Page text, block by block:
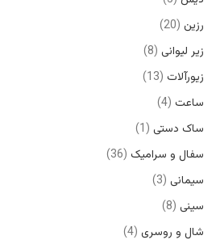
رزین 20
زیر لیوانی 8
زیورآلات 13
ساعت 4
ساک دستی 1
سفال و سرامیک 36
سیمانی 3
سینی 8
شال و روسری 4